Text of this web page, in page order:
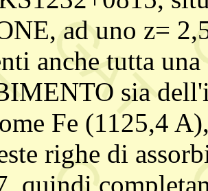
ad uno z=
anche tutta
sia
Fe (1125,4
righe di
quindi